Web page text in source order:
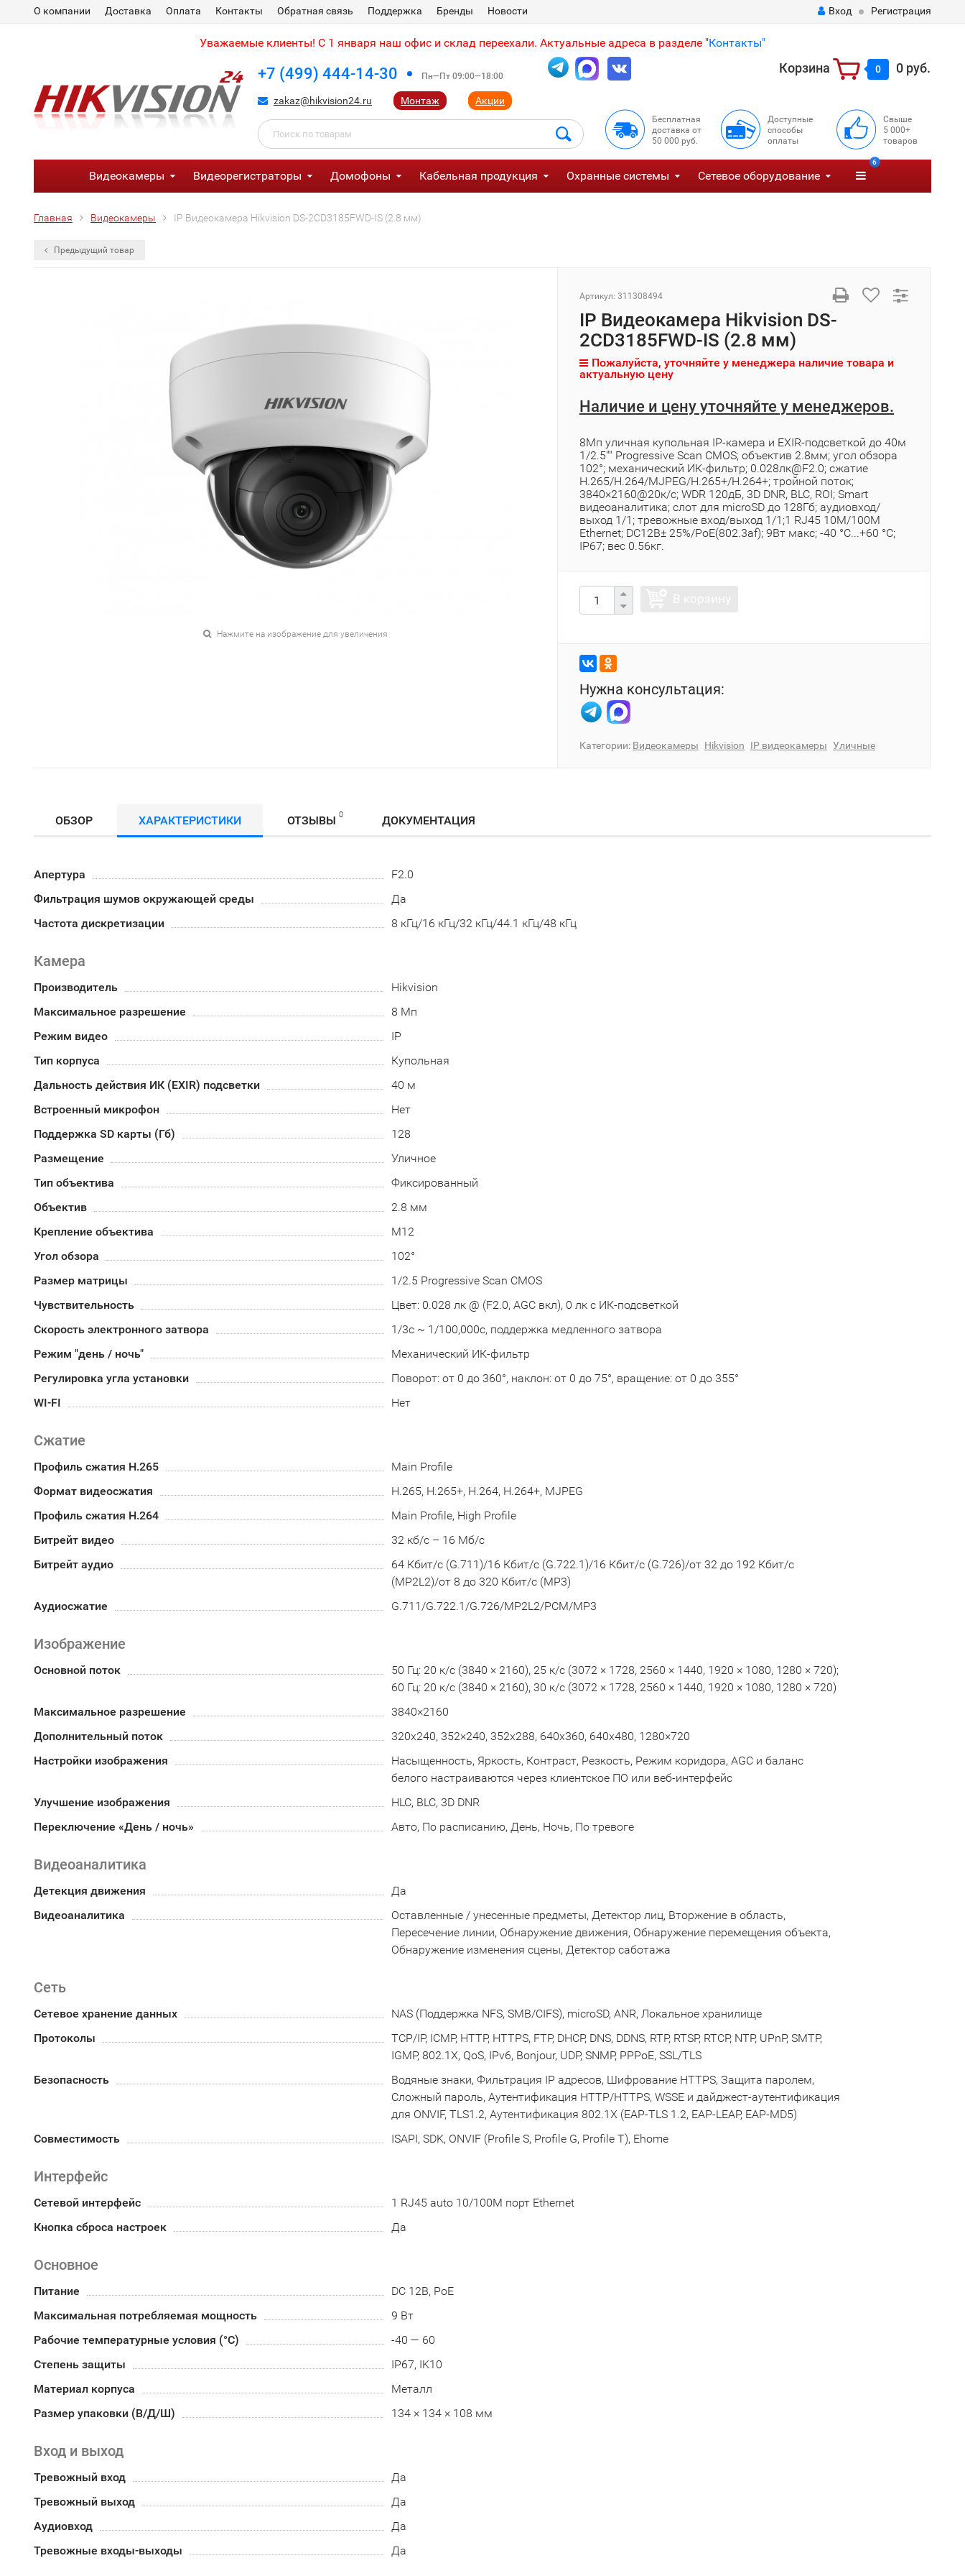
О компании Доставка Оплата Контакты Обратная связь Поддержка Бренды Новости Вход Регистрация
Уважаемые клиенты! С 1 января наш офис и склад переехали. Актуальные адреса в разделе "Контакты"
+7 (499) 444-14-30 Пн—Пт 09:00—18:00
zakaz@hikvision24.ru Монтаж Акции
Корзина 0 0 руб.
Бесплатная
доставка от
50 000 руб.
Доступные
способы
оплаты
Свыше
5 000+
товаров
Видеокамеры Видеорегистраторы Домофоны Кабельная продукция Охранные системы Сетевое оборудование
6
Главная Видеокамеры IP Видеокамера Hikvision DS-2CD3185FWD-IS (2.8 мм)
Предыдущий товар
Нажмите на изображение для увеличения
Артикул: 311308494
IP Видеокамера Hikvision DS-
2CD3185FWD-IS (2.8 мм)
Пожалуйста, уточняйте у менеджера наличие товара и
актуальную цену
Наличие и цену уточняйте у менеджеров.
8Мп уличная купольная IP-камера и EXIR-подсветкой до 40м
1/2.5"" Progressive Scan CMOS; объектив 2.8мм; угол обзора
102°; механический ИК-фильтр; 0.028лк@F2.0; сжатие
H.265/H.264/MJPEG/H.265+/H.264+; тройной поток;
3840×2160@20к/с; WDR 120дБ, 3D DNR, BLC, ROI; Smart
видеоаналитика; слот для microSD до 128Гб; аудиовход/
выход 1/1; тревожные вход/выход 1/1;1 RJ45 10M/100M
Ethernet; DC12В± 25%/PoE(802.3af); 9Вт макс; -40 °C...+60 °C;
IP67; вес 0.56кг.
Нужна консультация:
Категории: Видеокамеры Hikvision IP видеокамеры Уличные
ОБЗОР ХАРАКТЕРИСТИКИ ОТЗЫВЫ 0 ДОКУМЕНТАЦИЯ
Апертура
F2.0
Фильтрация шумов окружающей среды
Да
Частота дискретизации
8 кГц/16 кГц/32 кГц/44.1 кГц/48 кГц
Камера
Производитель
Hikvision
Максимальное разрешение
8 Мп
Режим видео
IP
Тип корпуса
Купольная
Дальность действия ИК (EXIR) подсветки
40 м
Встроенный микрофон
Нет
Поддержка SD карты (Гб)
128
Размещение
Уличное
Тип объектива
Фиксированный
Объектив
2.8 мм
Крепление объектива
М12
Угол обзора
102°
Размер матрицы
1/2.5 Progressive Scan CMOS
Чувствительность
Цвет: 0.028 лк @ (F2.0, AGC вкл), 0 лк с ИК-подсветкой
Скорость электронного затвора
1/3с ~ 1/100,000с, поддержка медленного затвора
Режим "день / ночь"
Механический ИК-фильтр
Регулировка угла установки
Поворот: от 0 до 360°, наклон: от 0 до 75°, вращение: от 0 до 355°
WI-FI
Нет
Сжатие
Профиль сжатия H.265
Main Profile
Формат видеосжатия
H.265, H.265+, H.264, H.264+, MJPEG
Профиль сжатия H.264
Main Profile, High Profile
Битрейт видео
32 кб/с – 16 Мб/с
Битрейт аудио
64 Кбит/с (G.711)/16 Кбит/с (G.722.1)/16 Кбит/с (G.726)/от 32 до 192 Кбит/с
(MP2L2)/от 8 до 320 Кбит/с (MP3)
Аудиосжатие
G.711/G.722.1/G.726/MP2L2/PCM/MP3
Изображение
Основной поток
50 Гц: 20 к/с (3840 × 2160), 25 к/с (3072 × 1728, 2560 × 1440, 1920 × 1080, 1280 × 720);
60 Гц: 20 к/с (3840 × 2160), 30 к/с (3072 × 1728, 2560 × 1440, 1920 × 1080, 1280 × 720)
Максимальное разрешение
3840×2160
Дополнительный поток
320x240, 352×240, 352х288, 640x360, 640x480, 1280×720
Настройки изображения
Насыщенность, Яркость, Контраст, Резкость, Режим коридора, AGC и баланс
белого настраиваются через клиентское ПО или веб-интерфейс
Улучшение изображения
HLC, BLC, 3D DNR
Переключение «День / ночь»
Авто, По расписанию, День, Ночь, По тревоге
Видеоаналитика
Детекция движения
Да
Видеоаналитика
Оставленные / унесенные предметы, Детектор лиц, Вторжение в область,
Пересечение линии, Обнаружение движения, Обнаружение перемещения объекта,
Обнаружение изменения сцены, Детектор саботажа
Сеть
Сетевое хранение данных
NAS (Поддержка NFS, SMB/CIFS), microSD, ANR, Локальное хранилище
Протоколы
TCP/IP, ICMP, HTTP, HTTPS, FTP, DHCP, DNS, DDNS, RTP, RTSP, RTCP, NTP, UPnP, SMTP,
IGMP, 802.1X, QoS, IPv6, Bonjour, UDP, SNMP, PPPoE, SSL/TLS
Безопасность
Водяные знаки, Фильтрация IP адресов, Шифрование HTTPS, Защита паролем,
Сложный пароль, Аутентификация HTTP/HTTPS, WSSE и дайджест-аутентификация
для ONVIF, TLS1.2, Аутентификация 802.1X (EAP-TLS 1.2, EAP-LEAP, EAP-MD5)
Совместимость
ISAPI, SDK, ONVIF (Profile S, Profile G, Profile T), Ehome
Интерфейс
Сетевой интерфейс
1 RJ45 auto 10/100M порт Ethernet
Кнопка сброса настроек
Да
Основное
Питание
DC 12В, PoE
Максимальная потребляемая мощность
9 Вт
Рабочие температурные условия (°С)
-40 — 60
Степень защиты
IP67, IK10
Материал корпуса
Металл
Размер упаковки (В/Д/Ш)
134 × 134 × 108 мм
Вход и выход
Тревожный вход
Да
Тревожный выход
Да
Аудиовход
Да
Тревожные входы-выходы
Да